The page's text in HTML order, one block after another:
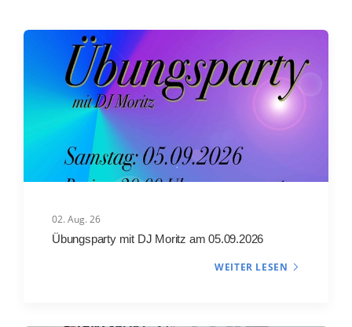
02. Aug. 26
Übungsparty mit DJ Moritz am 05.09.2026
WEITER LESEN